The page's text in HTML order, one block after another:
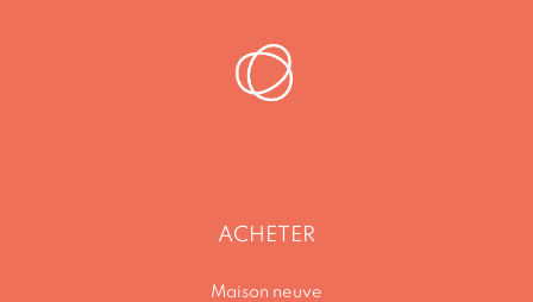
ACHETER
Maison neuve